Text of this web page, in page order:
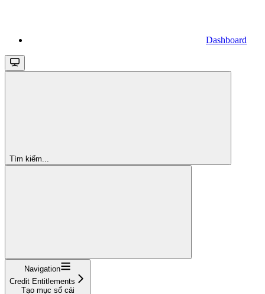
Dashboard
Tìm kiếm...
Navigation
Credit Entitlements
Tạo mục sổ cái